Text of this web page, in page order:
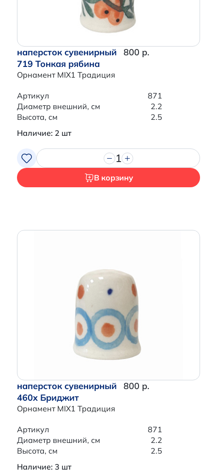
наперсток сувенирный
719 Тонкая рябина
Орнамент MIX1 Традиция
800 р.
Артикул
871
Диаметр внешний, см
2.2
Высота, см
2.5
Наличие: 2 шт
1
В корзину
наперсток сувенирный
460x Бриджит
Орнамент MIX1 Традиция
800 р.
Артикул
871
Диаметр внешний, см
2.2
Высота, см
2.5
Наличие: 3 шт